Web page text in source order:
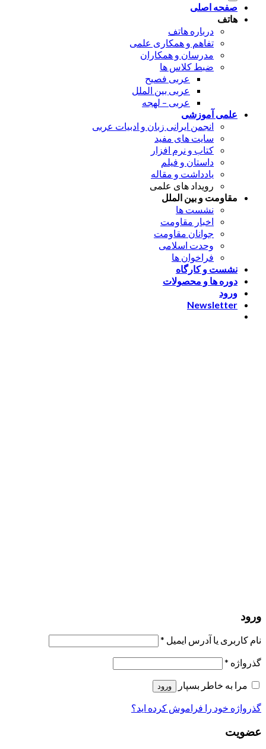
صفحه اصلی
هاتف
درباره هاتف
تفاهم و همکاری علمی
مدرسان و همکاران
ضبط کلاس ها
عربی فصیح
عربی بین الملل
عربی – لهجه
علمی آموزشی
انجمن ایرانی زبان و ادبیات عربی
سایت های مفید
کتاب و نرم افزار
داستان و فیلم
یادداشت و مقاله
رویداد های علمی
مقاومت و بین الملل
نشست ها
اخبار مقاومت
جوانان مقاومت
وحدت اسلامی
فراخوان ها
نشست و کارگاه
دوره ها و محصولات
ورود
Newsletter
ورود
نام کاربری یا آدرس ایمیل *
گذرواژه *
مرا به خاطر بسپار
ورود
گذرواژه خود را فراموش کرده اید؟
عضویت